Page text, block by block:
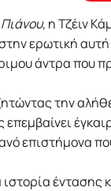
, η Τζέιν
ερωτική
άντρα που
την
επιστήμονα
έντασης